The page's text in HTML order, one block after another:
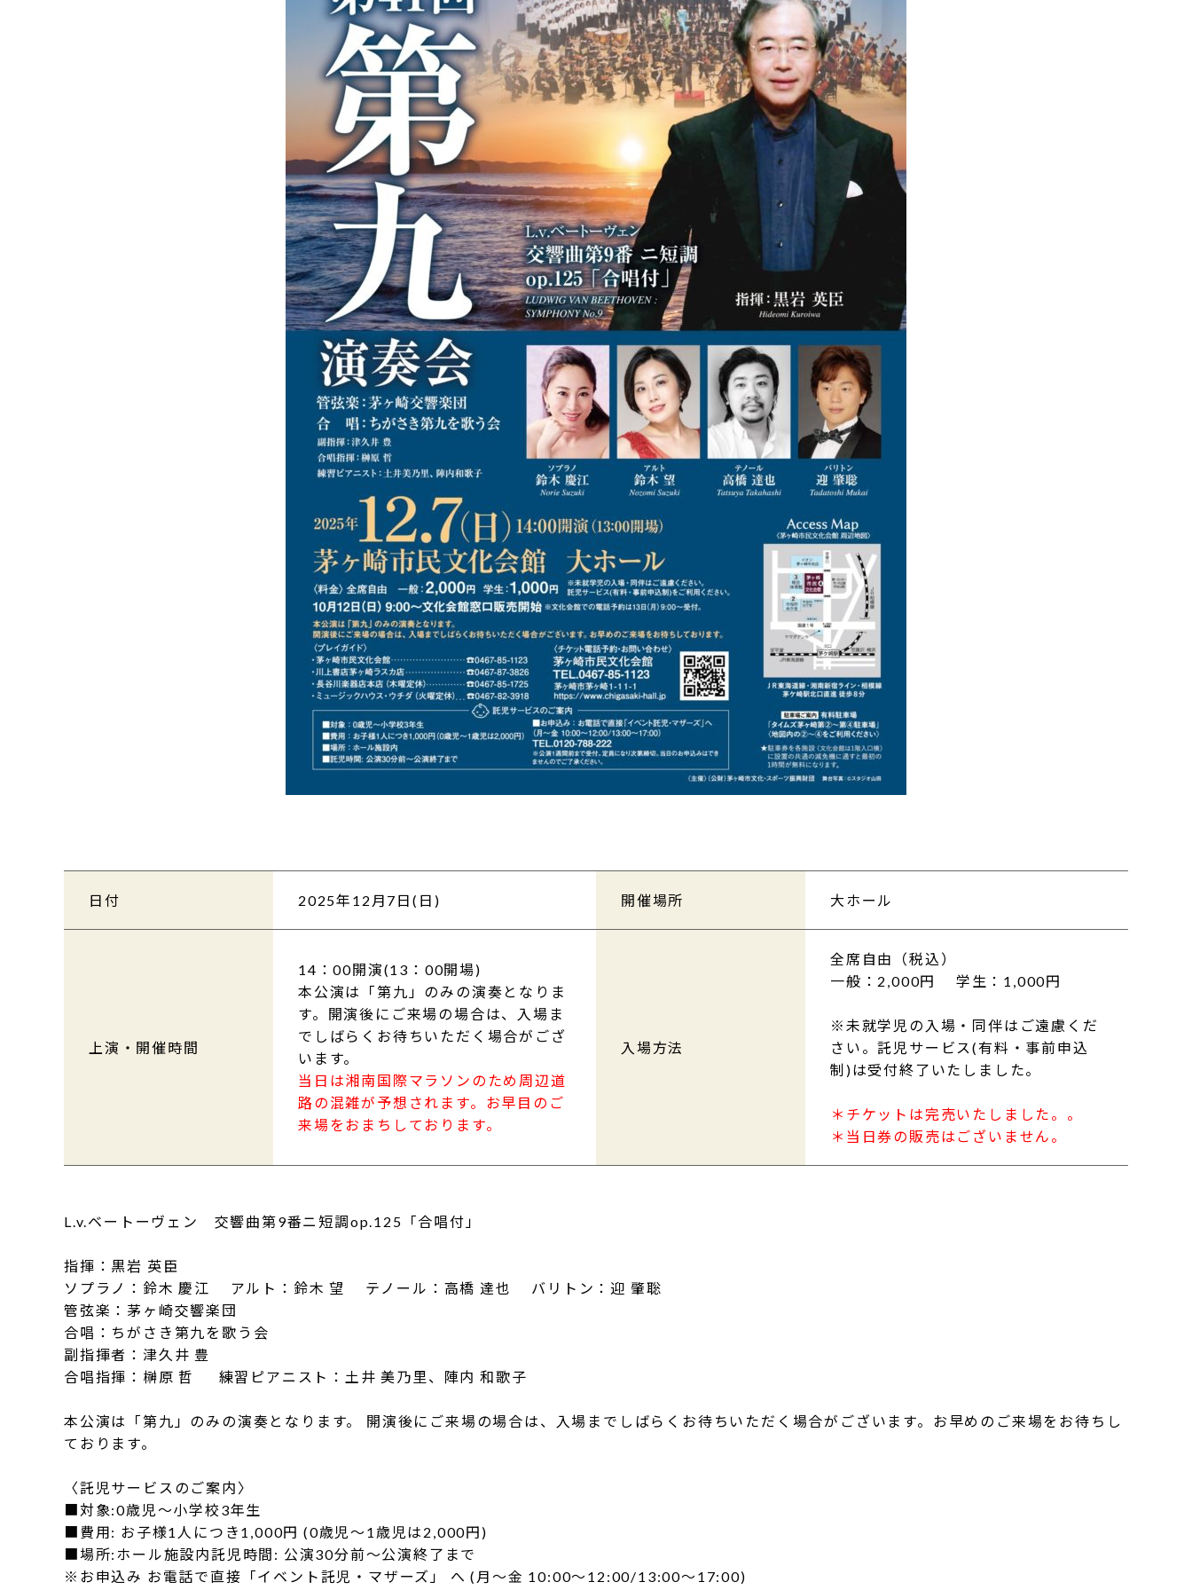
日付 2025年12月7日(日) 開催場所 大ホール
上演・開催時間
14：00開演(13：00開場)
本公演は「第九」のみの演奏となりま
す。開演後にご来場の場合は、入場ま
でしばらくお待ちいただく場合がござ
います。
当日は湘南国際マラソンのため周辺道
路の混雑が予想されます。お早目のご
来場をおまちしております。
入場方法
全席自由（税込）
一般：2,000円 学生：1,000円
※未就学児の入場・同伴はご遠慮くだ
さい。託児サービス(有料・事前申込
制)は受付終了いたしました。
＊チケットは完売いたしました。。
＊当日券の販売はございません。
L.v.ベートーヴェン 交響曲第9番ニ短調op.125「合唱付」
指揮：黒岩 英臣
ソプラノ：鈴木 慶江 アルト：鈴木 望 テノール：高橋 達也 バリトン：迎 肇聡
管弦楽：茅ヶ崎交響楽団
合唱：ちがさき第九を歌う会
副指揮者：津久井 豊
合唱指揮：榊原 哲 練習ピアニスト：土井 美乃里、陣内 和歌子
本公演は「第九」のみの演奏となります。 開演後にご来場の場合は、入場までしばらくお待ちいただく場合がございます。お早めのご来場をお待ちし
ております。
〈託児サービスのご案内〉
■対象:0歳児～小学校3年生
■費用: お子様1人につき1,000円 (0歳児〜1歳児は2,000円)
■場所:ホール施設内託児時間: 公演30分前～公演終了まで
※お申込み お電話で直接「イベント託児・マザーズ」 へ (月～金 10:00～12:00/13:00～17:00)